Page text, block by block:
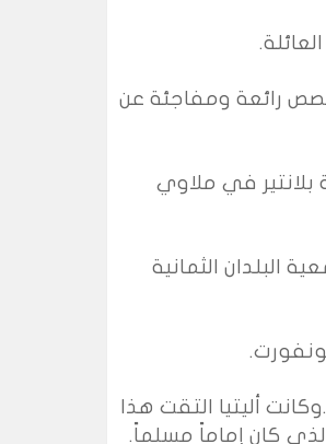
.
رائعة ومفاجئة عن
في ملاوي
نائب رئيس جمعية البلدان الثمانية
.
.وكانت أليتيا التقت هذا
كان إماماً مسلماً.